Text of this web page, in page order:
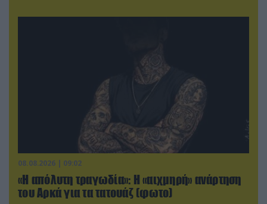
08.08.2026 | 09:02
«Η απόλυτη τραγωδία»: Η «αιχμηρή» ανάρτηση
του Αρκά για τα τατουάζ (φωτο)